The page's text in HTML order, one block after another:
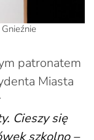
patronatem
Miasta
Cieszy się